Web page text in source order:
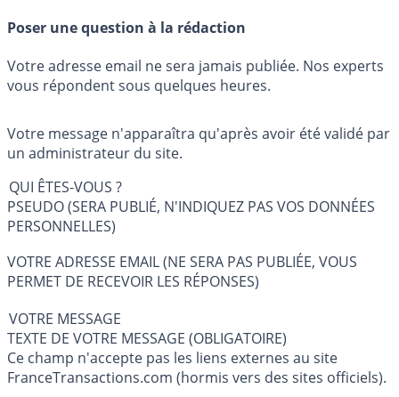
Poser une question à la rédaction
Votre adresse email ne sera jamais publiée. Nos experts
vous répondent sous quelques heures.
Votre message n'apparaîtra qu'après avoir été validé par
un administrateur du site.
QUI ÊTES-VOUS ?
PSEUDO (SERA PUBLIÉ, N'INDIQUEZ PAS VOS DONNÉES
PERSONNELLES)
VOTRE ADRESSE EMAIL (NE SERA PAS PUBLIÉE, VOUS
PERMET DE RECEVOIR LES RÉPONSES)
VOTRE MESSAGE
TEXTE DE VOTRE MESSAGE (OBLIGATOIRE)
Ce champ n'accepte pas les liens externes au site
FranceTransactions.com (hormis vers des sites officiels).